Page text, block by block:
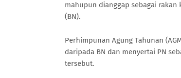
mahupun dianggap sebagai
(BN).
Perhimpunan Agung Tahunan
daripada BN dan menyertai PN
tersebut.